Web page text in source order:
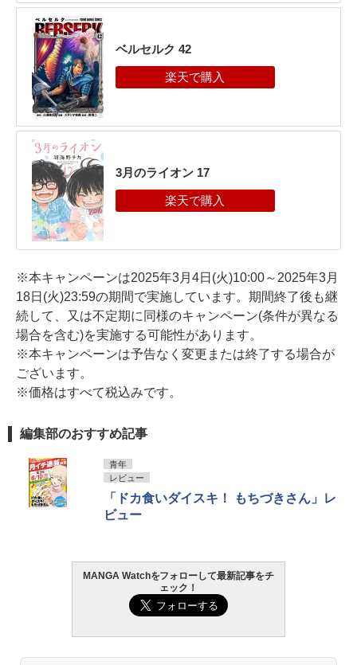
ベルセルク 42
3月のライオン 17
※本キャンペーンは2025年3月4日(火)10:00～2025年3月
18日(火)23:59の期間で実施しています。期間終了後も継
続して、又は不定期に同様のキャンペーン(条件が異なる
場合を含む)を実施する可能性があります。
※本キャンペーンは予告なく変更または終了する場合が
ございます。
※価格はすべて税込みです。
編集部のおすすめ記事
青年
レビュー
「ドカ食いダイスキ！ もちづきさん」レ
ビュー
MANGA Watchをフォローして最新記事をチ
ェック！